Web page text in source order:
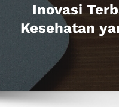
Inovasi
Kesehatan